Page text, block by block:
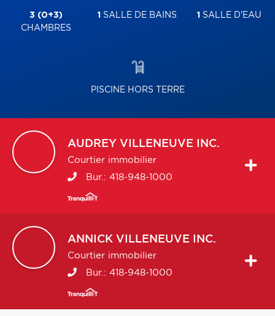
3 (0+3)
CHAMBRES
1 SALLE DE BAINS 1 SALLE D'EAU
PISCINE HORS TERRE
AUDREY VILLENEUVE INC.
Courtier immobilier
Bur.: 418-948-1000
ANNICK VILLENEUVE INC.
Courtier immobilier
Bur.: 418-948-1000